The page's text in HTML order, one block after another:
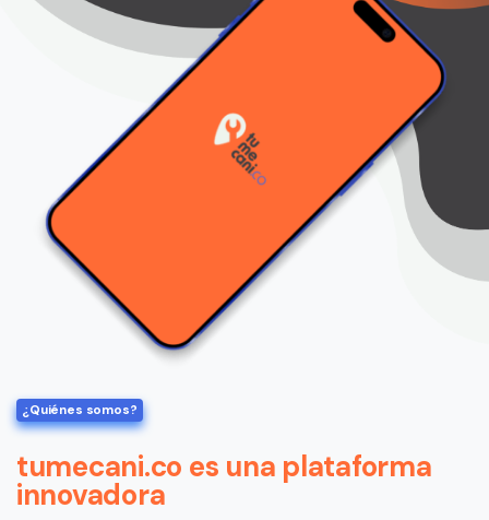
¿Quiénes somos?
tumecani.co es una plataforma
innovadora